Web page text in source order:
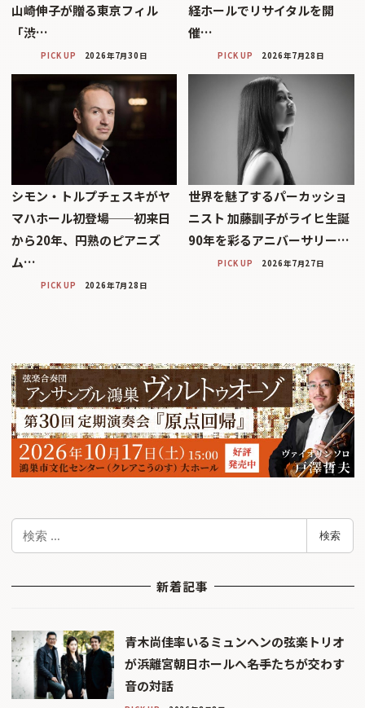
山崎伸子が贈る東京フィル
「渋…
PICK UP 2026年7月30日
経ホールでリサイタルを開
催…
PICK UP 2026年7月28日
シモン・トルプチェスキがヤ
マハホール初登場──初来日
から20年、円熟のピアニズ
ム…
PICK UP 2026年7月28日
世界を魅了するパーカッショ
ニスト 加藤訓子がライヒ生誕
90年を彩るアニバーサリー…
PICK UP 2026年7月27日
検索
新着記事
青木尚佳率いるミュンヘンの弦楽トリオ
が浜離宮朝日ホールへ――名手たちが交わす
音の対話